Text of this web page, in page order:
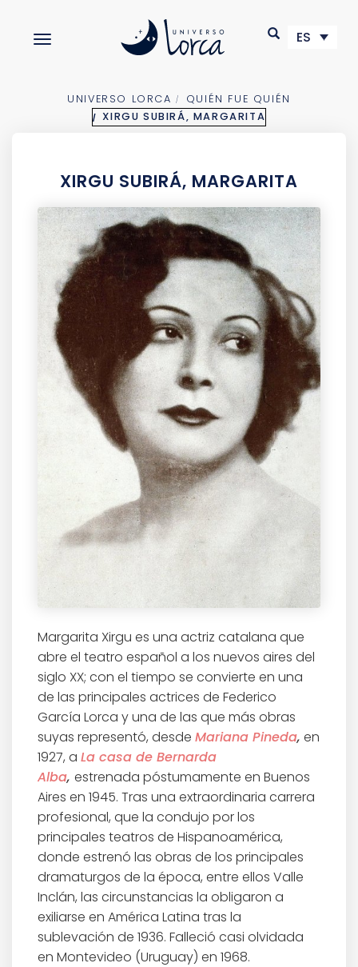
TOGGLE NAVIGATION ES
UNIVERSO LORCA
QUIÉN FUE QUIÉN
XIRGU SUBIRÁ, MARGARITA
XIRGU SUBIRÁ, MARGARITA
Margarita Xirgu es una actriz catalana que
abre el teatro español a los nuevos aires del
siglo XX; con el tiempo se convierte en una
de las principales actrices de Federico
García Lorca y una de las que más obras
suyas representó, desde Mariana Pineda, en
1927, a La casa de Bernarda
Alba, estrenada póstumamente en Buenos
Aires en 1945. Tras una extraordinaria carrera
profesional, que la condujo por los
principales teatros de Hispanoamérica,
donde estrenó las obras de los principales
dramaturgos de la época, entre ellos Valle
Inclán, las circunstancias la obligaron a
exiliarse en América Latina tras la
sublevación de 1936. Falleció casi olvidada
en Montevideo (Uruguay) en 1968.